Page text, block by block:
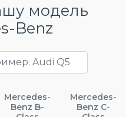
модель
Benz
Mercedes-
Benz B-
Mercedes-
Benz C-